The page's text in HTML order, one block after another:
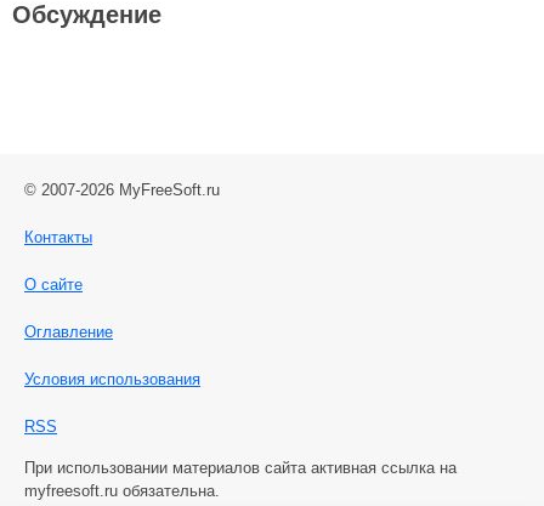
Обсуждение
© 2007-2026 MyFreeSoft.ru
Контакты
О сайте
Оглавление
Условия использования
RSS
При использовании материалов сайта активная ссылка на
myfreesoft.ru обязательна.